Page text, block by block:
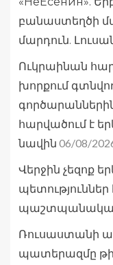
բանաստեղծի
մարդուն.
Ուկրաինան
խորքում
հարվածում է
նավին 06/08/
Վերջին չեզոք
Ռուսաստանի
պատերազմը